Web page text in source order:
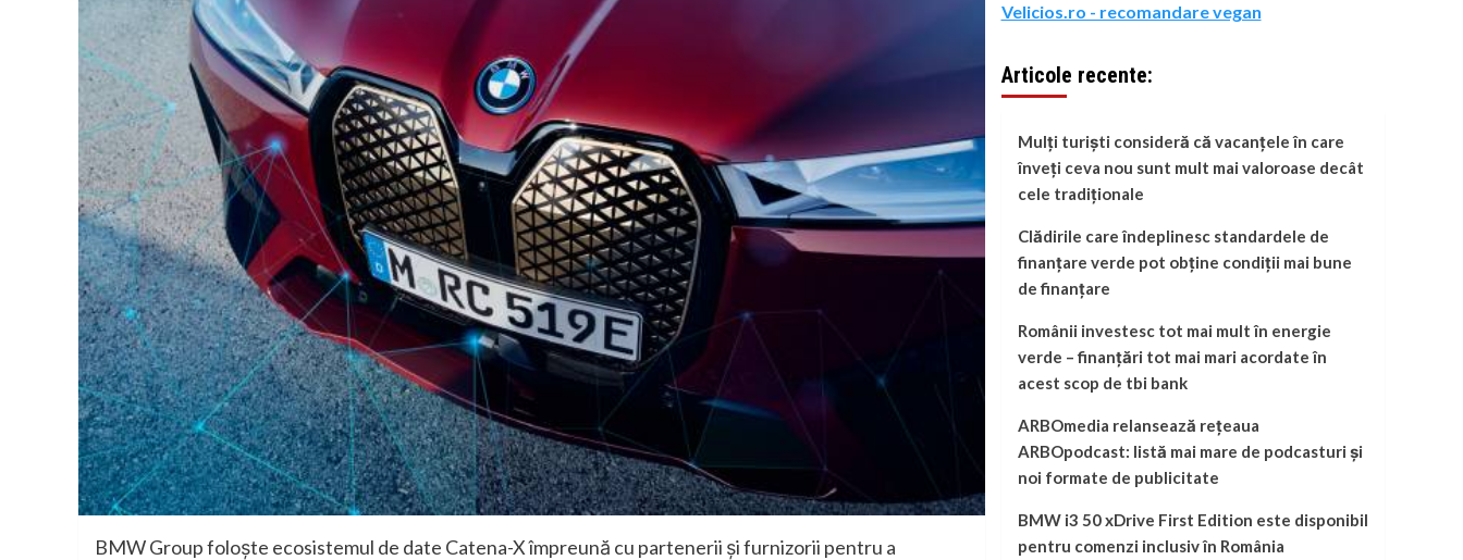
BMW Group foloşte ecosistemul de date Catena-X împreună cu partenerii şi furnizorii pentru a
Velicios.ro - recomandare vegan
Articole recente:
Mulți turiști consideră că vacanțele în care
înveți ceva nou sunt mult mai valoroase decât
cele tradiționale
Clădirile care îndeplinesc standardele de
finanțare verde pot obține condiții mai bune
de finanțare
Românii investesc tot mai mult în energie
verde – finanțări tot mai mari acordate în
acest scop de tbi bank
ARBOmedia relansează rețeaua
ARBOpodcast: listă mai mare de podcasturi și
noi formate de publicitate
BMW i3 50 xDrive First Edition este disponibil
pentru comenzi inclusiv în România